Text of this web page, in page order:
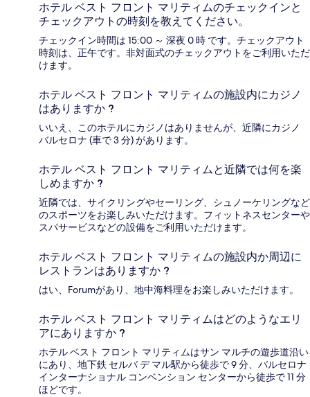
ホテル ベスト フロント マリティムのチェックインと
チェックアウトの時刻を教えてください。
チェックイン時間は 15:00 ～ 深夜 0 時 です。チェックアウト
時刻は、正午です。非対面式のチェックアウトをご利用いただ
けます。
ホテル ベスト フロント マリティムの施設内にカジノ
はありますか ?
いいえ、このホテルにカジノはありませんが、近隣にカジノ
バルセロナ (車で 3 分) があります。
ホテル ベスト フロント マリティムと近隣では何を楽
しめますか ?
近隣では、サイクリングやセーリング、シュノーケリングなど
のスポーツをお楽しみいただけます。フィットネスセンターや
スパサービスなどの設備をご利用いただけます。
ホテル ベスト フロント マリティムの施設内か周辺に
レストランはありますか ?
はい、Forumがあり、地中海料理をお楽しみいただけます。
ホテル ベスト フロント マリティムはどのようなエリ
アにありますか ?
ホテル ベスト フロント マリティムはサン マルチの遊歩道沿い
にあり、地下鉄 セルバ デ マル駅から徒歩で 9 分、バルセロナ
インターナショナル コンベンション センターから徒歩で 11 分
ほどです。